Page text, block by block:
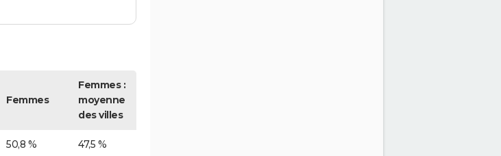
Femmes
Femmes :
moyenne
des villes
50,8 % 47,5 %